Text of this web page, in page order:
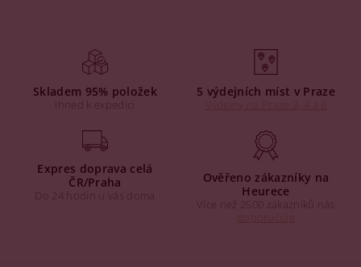
Skladem 95% položek
Ihned k expedici
5 výdejních míst v Praze
Expres doprava celá
ČR/Praha
Do 24 hodin u vás doma
Ověřeno zákazníky na
Heurece
Více než 2500 zákazníků nás